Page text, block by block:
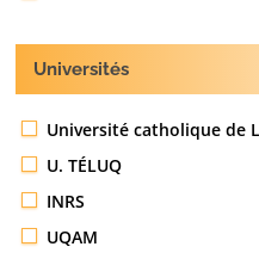
Universités
Université catholique de
U. TÉLUQ
INRS
UQAM